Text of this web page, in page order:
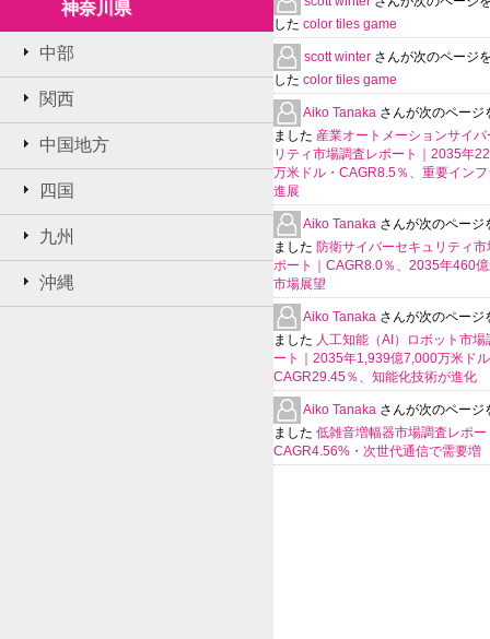
神奈川県
中部
関西
中国地方
四国
九州
沖縄
した color tiles game
scott winter さんが次のページ
した color tiles game
Aiko Tanaka さんが次のページ
ました 産業オートメーションサイ
リティ市場調査レポート｜2035年
万米ドル・CAGR8.5％、重要イン
進展
Aiko Tanaka さんが次のページ
ました 防衛サイバーセキュリティ
ポート｜CAGR8.0％、2035年460
市場展望
Aiko Tanaka さんが次のページ
ました 人工知能（AI）ロボット市場
ート｜2035年1,939億7,000万米ド
CAGR29.45％、知能化技術が進化
Aiko Tanaka さんが次のページ
ました 低雑音増幅器市場調査レポー
CAGR4.56%・次世代通信で需要増